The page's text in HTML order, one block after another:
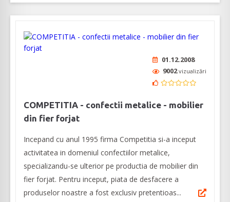
01.12.2008
9002vizualizări
COMPETITIA - confectii metalice - mobilier
din fier forjat
Incepand cu anul 1995 firma Competitia si-a inceput
activitatea in domeniul confectiilor metalice,
specializandu-se ulterior pe productia de mobilier din
fier forjat. Pentru inceput, piata de desfacere a
produselor noastre a fost exclusiv pretentioas...